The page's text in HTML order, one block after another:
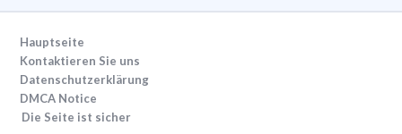
Hauptseite
Kontaktieren Sie uns
Datenschutzerklärung
DMCA Notice
Die Seite ist sicher